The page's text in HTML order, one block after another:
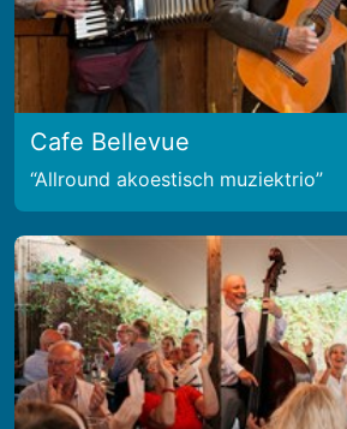
Cafe Bellevue
Allround akoestisch muziektrio